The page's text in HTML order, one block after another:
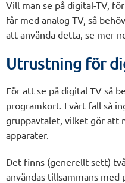
Vill man se på digital-TV,
får med analog TV, så
att använda detta, se mer
Utrustning för
För att se på digital TV så
programkort. I vårt fall så
gruppavtalet, vilket gör att
apparater.
Det finns (generellt sett)
användas tillsammans